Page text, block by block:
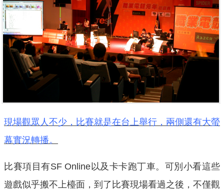
現場觀眾人不少，比賽就是在台上舉行，兩側還有大螢
幕實況轉播。
比賽項目有SF Online以及卡卡跑丁車。可別小看這些
遊戲似乎搬不上檯面，到了比賽現場看過之後，不僅觀